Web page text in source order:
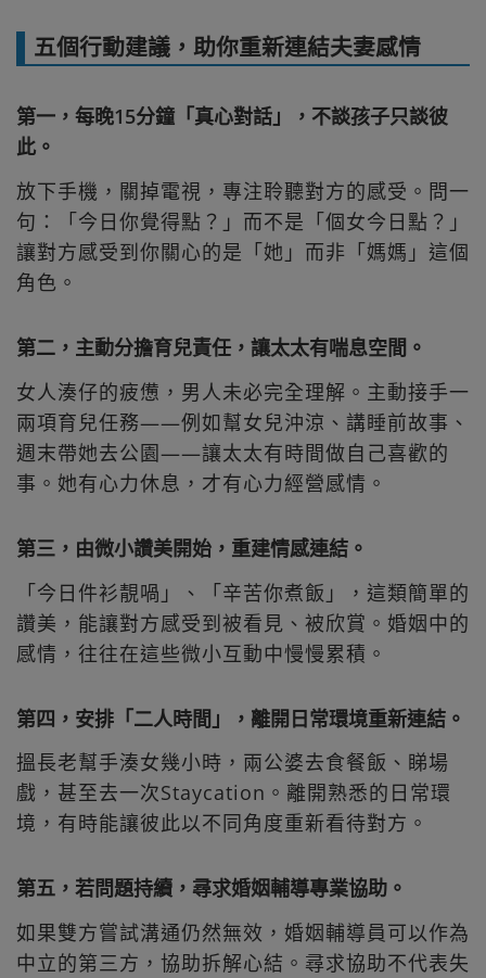
五個行動建議，助你重新連結夫妻感情
第一，每晚15分鐘「真心對話」，不談孩子只談彼
此。
放下手機，關掉電視，專注聆聽對方的感受。問一
句：「今日你覺得點？」而不是「個女今日點？」
讓對方感受到你關心的是「她」而非「媽媽」這個
角色。
第二，主動分擔育兒責任，讓太太有喘息空間。
女人湊仔的疲憊，男人未必完全理解。主動接手一
兩項育兒任務——例如幫女兒沖涼、講睡前故事、
週末帶她去公園——讓太太有時間做自己喜歡的
事。她有心力休息，才有心力經營感情。
第三，由微小讚美開始，重建情感連結。
「今日件衫靚喎」、「辛苦你煮飯」，這類簡單的
讚美，能讓對方感受到被看見、被欣賞。婚姻中的
感情，往往在這些微小互動中慢慢累積。
第四，安排「二人時間」，離開日常環境重新連結。
搵長老幫手湊女幾小時，兩公婆去食餐飯、睇場
戲，甚至去一次Staycation。離開熟悉的日常環
境，有時能讓彼此以不同角度重新看待對方。
第五，若問題持續，尋求婚姻輔導專業協助。
如果雙方嘗試溝通仍然無效，婚姻輔導員可以作為
中立的第三方，協助拆解心結。尋求協助不代表失